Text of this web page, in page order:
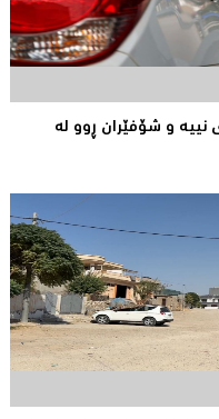
هیچ بەنزینێکى 750 دیناری نییە و شۆفێران ڕوو لە